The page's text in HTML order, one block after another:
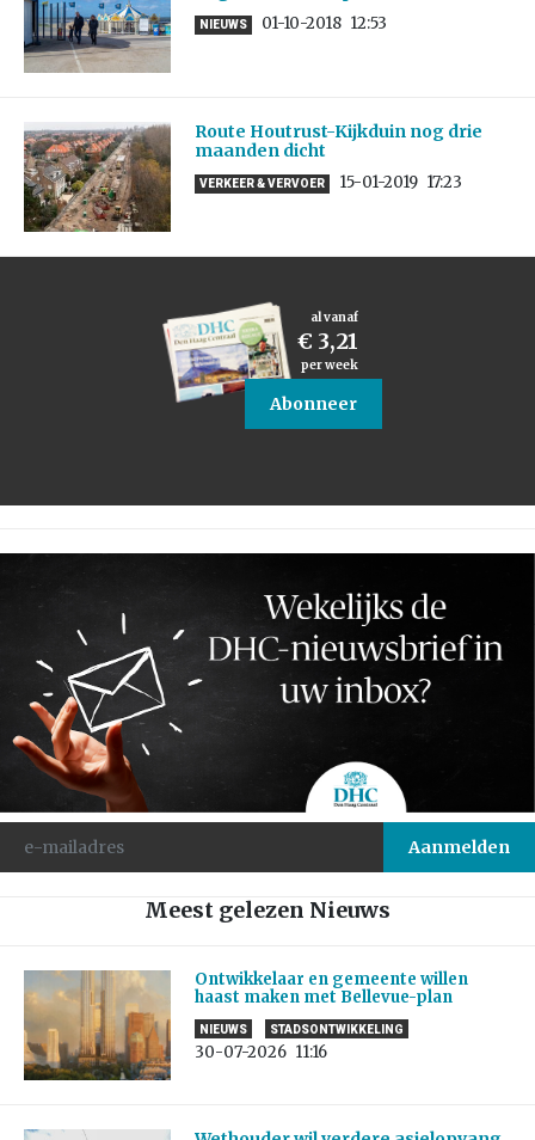
NIEUWS 01-10-2018 12:53
Route Houtrust-Kijkduin nog drie
maanden dicht
VERKEER & VERVOER 15-01-2019 17:23
al vanaf
€ 3,21
per week
Abonneer
Meest gelezen Nieuws
Ontwikkelaar en gemeente willen
haast maken met Bellevue-plan
NIEUWS STADSONTWIKKELING
30-07-2026 11:16